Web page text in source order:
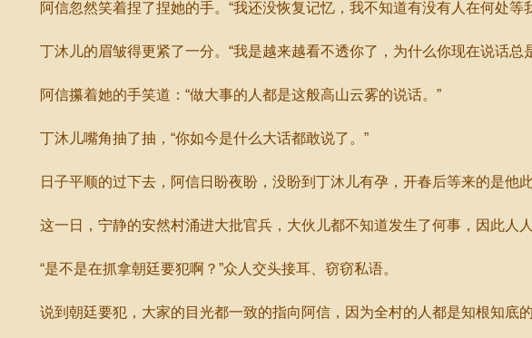
阿信忽然笑着捏了捏她的手。“我还没恢复记忆，我不知道有没有人在何处等
丁沐儿的眉皱得更紧了一分。“我是越来越看不透你了，为什么你现在说话
阿信攥着她的手笑道：“做大事的人都是这般高山云雾的说话。”
丁沐儿嘴角抽了抽，“你如今是什么大话都敢说了。”
日子平顺的过下去，阿信日盼夜盼，没盼到丁沐儿有孕，开春后等来的是他此
这一日，宁静的安然村涌进大批官兵，大伙儿都不知道发生了何事，因此人人
“是不是在抓拿朝廷要犯啊？”众人交头接耳、窃窃私语。
说到朝廷要犯，大家的目光都一致的指向阿信，因为全村的人都是知根知底的